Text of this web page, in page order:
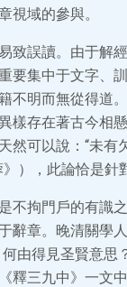
視域的參與。
致誤讀。由于解
要集中于文字、
不明而無從得道
樣存在著古今相
可以說：“未有
），此論恰是針
不拘門戶的有識
辭章。晚清關學
由得見圣賢意思
釋三九中》一文